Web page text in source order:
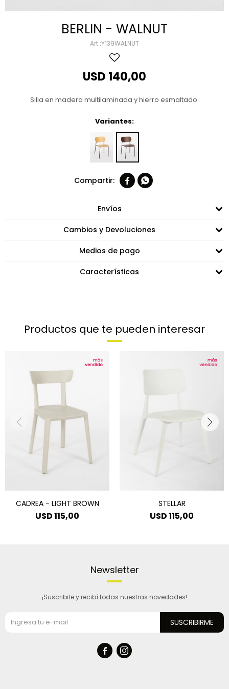
BERLIN - WALNUT
Y139WALNUT
USD 140,00
Silla en madera multilaminada y hierro esmaltado.
Variantes:
 
Envíos
Cambios y Devoluciones
Medios de pago
Características
Productos que te pueden interesar
CADREA - LIGHT BROWN
USD115,00
STELLAR
USD115,00
Newsletter
¡Suscribite y recibí todas nuestras novedades!
SUSCRIBIRME
 